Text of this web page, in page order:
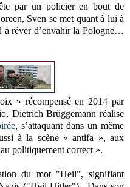
par un policier en bout de
Sven se met quant à lui à
à rêver d’envahir la Pologne…
» récompensé en 2014 par
Dietrich Brüggemann réalise
, s’attaquant dans un même
à la scène « antifa », aux
politiquement correct ».
du mot "Heil", signifiant